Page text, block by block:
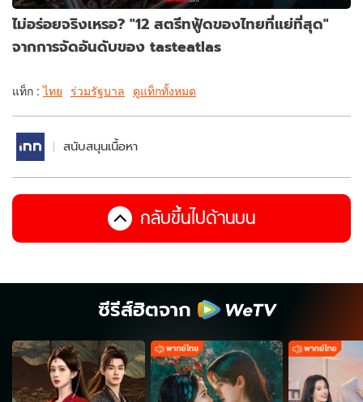
ไม่อร่อยจริงเหรอ? "12 สตรีทฟู้ดของไทยที่แย่ที่สุด"
จากการจัดอันดับของ tasteatlas
แท็ก :ไทย ร่วมรัฐบาล ดูแท็กทั้งหมด
สนับสนุนเนื้อหา
กลับขึ้นไปด้านบน
ซีรีส์ฮิตจาก